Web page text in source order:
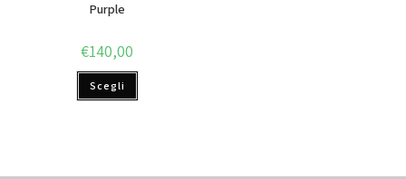
Purple
€140,00
Scegli